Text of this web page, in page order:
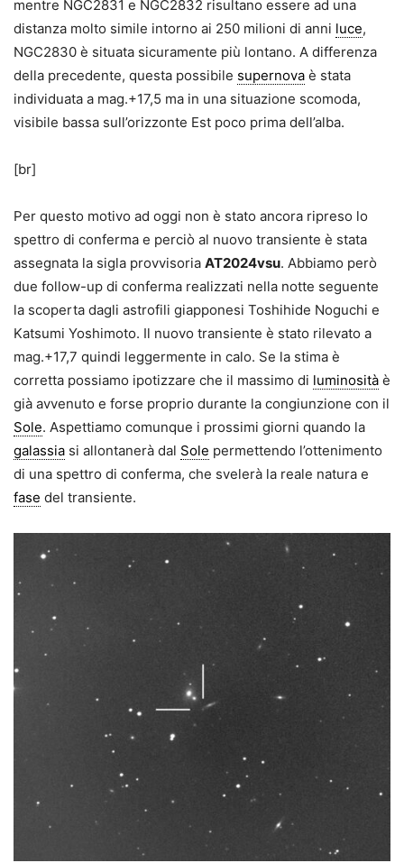
mentre NGC2831 e NGC2832 risultano essere ad una
distanza molto simile intorno ai 250 milioni di anni luce,
NGC2830 è situata sicuramente più lontano. A differenza
della precedente, questa possibile supernova è stata
individuata a mag.+17,5 ma in una situazione scomoda,
visibile bassa sull’orizzonte Est poco prima dell’alba.
[br]
Per questo motivo ad oggi non è stato ancora ripreso lo
spettro di conferma e perciò al nuovo transiente è stata
assegnata la sigla provvisoria AT2024vsu. Abbiamo però
due follow-up di conferma realizzati nella notte seguente
la scoperta dagli astrofili giapponesi Toshihide Noguchi e
Katsumi Yoshimoto. Il nuovo transiente è stato rilevato a
mag.+17,7 quindi leggermente in calo. Se la stima è
corretta possiamo ipotizzare che il massimo di luminosità è
già avvenuto e forse proprio durante la congiunzione con il
Sole. Aspettiamo comunque i prossimi giorni quando la
galassia si allontanerà dal Sole permettendo l’ottenimento
di una spettro di conferma, che svelerà la reale natura e
fase del transiente.